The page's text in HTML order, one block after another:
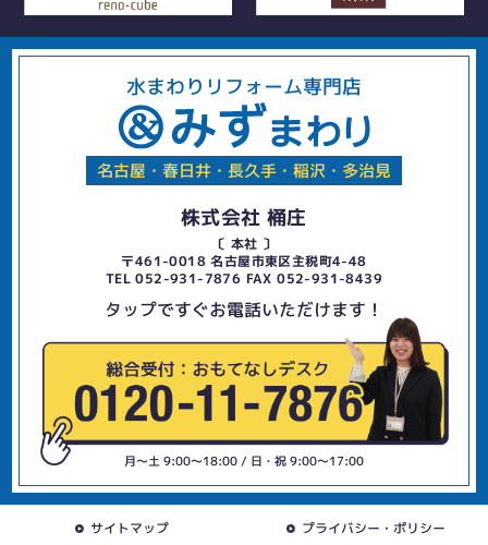
水まわりリフォーム専門店
名古屋・春日井・長久手・稲沢・多治見
株式会社 桶庄
〔 本社 〕
〒461-0018 名古屋市東区主税町4-48
TEL 052-931-7876 FAX 052-931-8439
タップですぐお電話いただけます！
月〜土 9:00〜18:00 / 日・祝 9:00〜17:00
サイトマップ プライバシー・ポリシー